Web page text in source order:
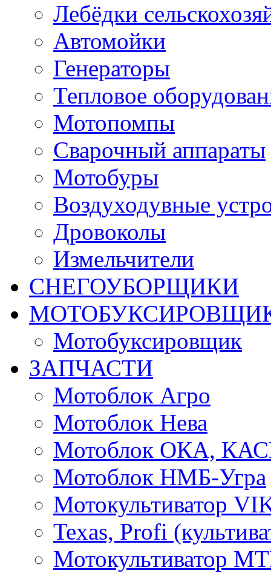
Лебёдки
Автомойки
Генераторы
Тепловое
Мотопомпы
Сварочный аппараты
Мотобуры
Воздуходувные
Дровоколы
Измельчители
СНЕГОУБОРЩИКИ
Мотобуксировщик
ЗАПЧАСТИ
Мотоблок Агро
Мотоблок Нева
Мотоблок ОКА,
Мотоблок НМБ-Угра
Мотокультиватор
Texas, Profi
Мотокультиватор